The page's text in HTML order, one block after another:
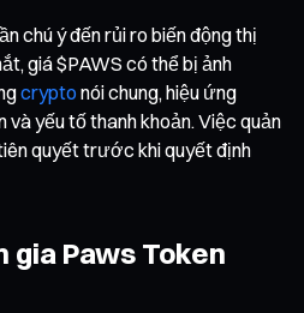
chú ý đến rủi ro biến động thị
giá $PAWS có thể bị ảnh
cryptonói chung, hiệu ứng
yếu tố thanh khoản. Việc quản
quyết trước khi quyết định
gia Paws Token